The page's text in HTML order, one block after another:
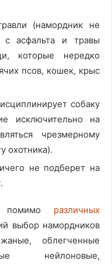
(намордник не
с асфальта и травы
которые нередко
псов, кошек, крыс
собаку
исключительно на
чрезмерному
охотника).
не подберет на
.
помимо различных
выбор намордников
облегченные
нейлоновые,